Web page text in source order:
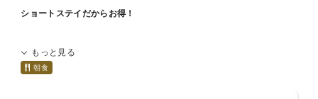
ショートステイだからお得！
17時以降チェックインのショートステイプラン！
もっと見る
朝食